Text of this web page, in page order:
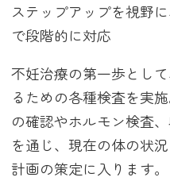
ステップアップを視野
で段階的に対応
不妊治療の第一歩とし
るための各種検査を実
の確認やホルモン検査
を通じ、現在の体の状
計画の策定に入ります。